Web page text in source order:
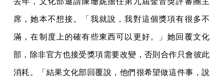
席，她本不想接。「我就說，我對這個獎項有很多不
滿，在制度上的確有些東西可以更好。」她回覆文化
部，除非官方也接受獎項需要改變，否則合作只會彼此
消耗。「結果文化部回覆說，他們很希望做這件事，說